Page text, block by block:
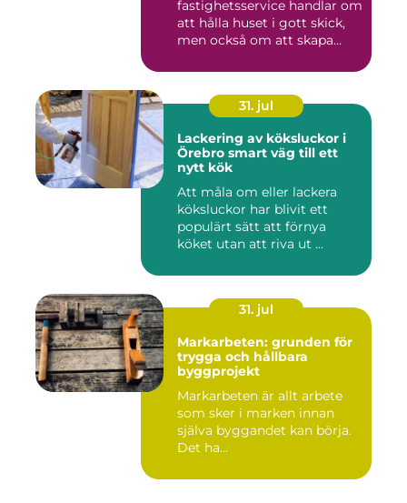
fastighetsservice handlar om
att hålla huset i gott skick,
men också om att skapa
31. jul
Lackering av köksluckor i
Örebro smart väg till ett
nytt kök
Att måla om eller lackera
köksluckor har blivit ett
populärt sätt att förnya
köket utan att riva ut ...
31. jul
Markarbeten: grunden för
trygga och hållbara
byggprojekt
Markarbeten är allt arbete
som sker i marken innan
själva byggandet kan börja.
Det ha...